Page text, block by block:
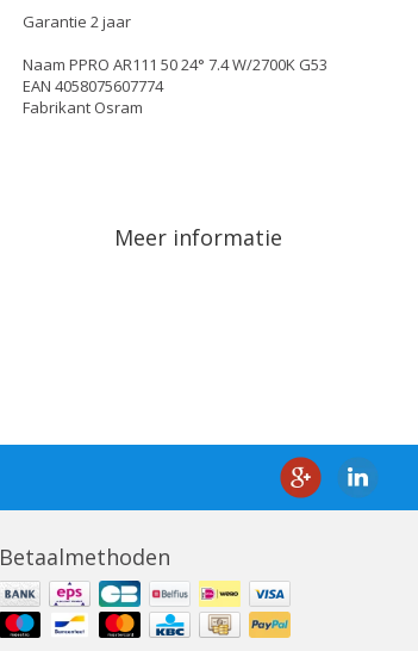
Garantie 2 jaar
Naam PPRO AR111 50 24° 7.4 W/2700K G53
EAN 4058075607774
Fabrikant Osram
Meer informatie
Betaalmethoden